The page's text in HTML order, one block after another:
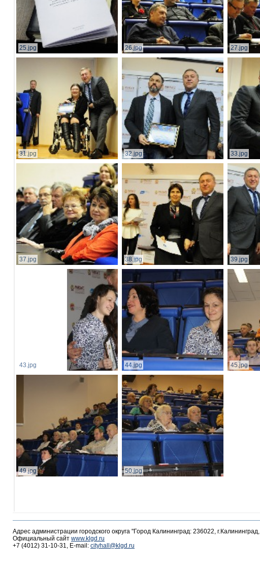
25.jpg 26.jpg 27.jpg
31.jpg 32.jpg 33.jpg
37.jpg 38.jpg 39.jpg
43.jpg 44.jpg 45.jpg
49.jpg 50.jpg
Адрес администрации городского округа "Город Калининград: 236022,
Официальный сайт www.klgd.ru
+7 (4012) 31-10-31, E-mail: cityhall@klgd.ru